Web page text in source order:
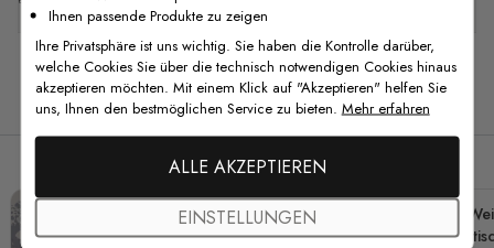
Verwandte Produkte
Ihnen passende Produkte zu zeigen
Ihre Privatsphäre ist uns wichtig. Sie haben die Kontrolle darüber,
welche Cookies Sie über die technisch notwendigen Cookies hinaus
akzeptieren möchten. Mit einem Klick auf "Akzeptieren" helfen Sie
uns, Ihnen den bestmöglichen Service zu bieten. Mehr erfahren
ALLE AKZEPTIEREN
EINSTELLUNGEN